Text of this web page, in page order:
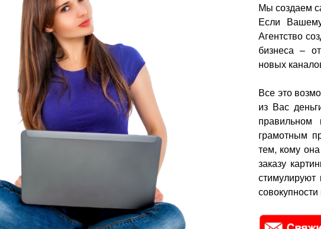
Мы создаем
Если
Агентство
бизнеса –
новых
Все это
из Вас
правильном
грамотным
тем, кому
заказу